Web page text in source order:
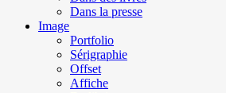
Dans la presse
Image
Portfolio
Sérigraphie
Offset
Affiche